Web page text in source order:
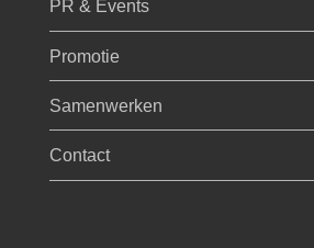
PR & Events
Promotie
Samenwerken
Contact